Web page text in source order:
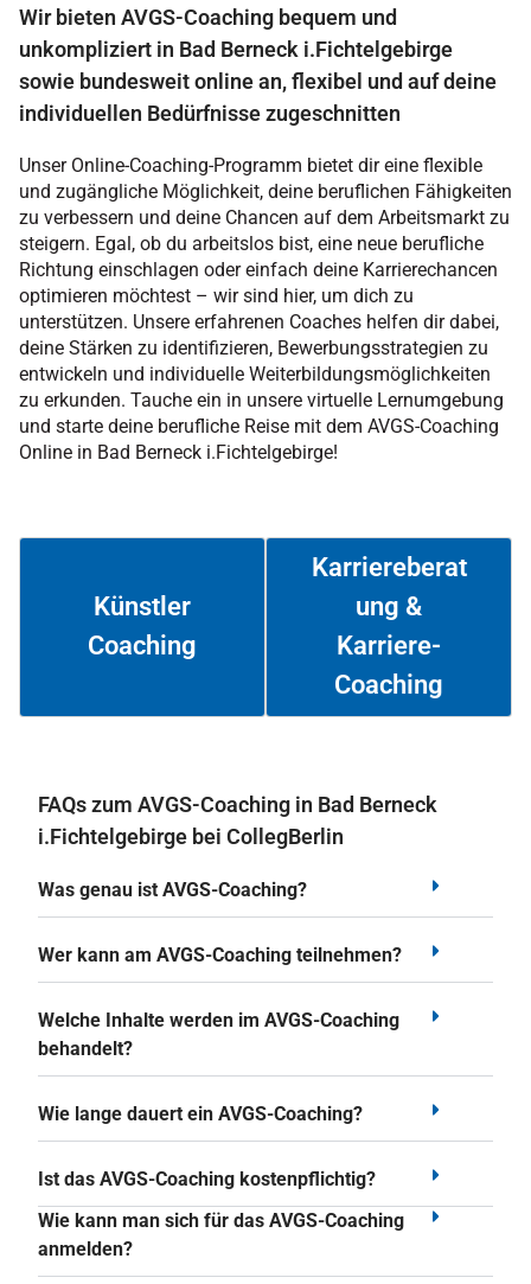
Wir bieten AVGS-Coaching bequem und
unkompliziert in Bad Berneck i.Fichtelgebirge
sowie bundesweit online an, flexibel und auf deine
individuellen Bedürfnisse zugeschnitten
Unser Online-Coaching-Programm bietet dir eine flexible
und zugängliche Möglichkeit, deine beruflichen Fähigkeiten
zu verbessern und deine Chancen auf dem Arbeitsmarkt zu
steigern. Egal, ob du arbeitslos bist, eine neue berufliche
Richtung einschlagen oder einfach deine Karrierechancen
optimieren möchtest – wir sind hier, um dich zu
unterstützen. Unsere erfahrenen Coaches helfen dir dabei,
deine Stärken zu identifizieren, Bewerbungsstrategien zu
entwickeln und individuelle Weiterbildungsmöglichkeiten
zu erkunden. Tauche ein in unsere virtuelle Lernumgebung
und starte deine berufliche Reise mit dem AVGS-Coaching
Online in Bad Berneck i.Fichtelgebirge!
Künstler
Coaching
Weiterlesen
Karriereberat
ung &
Karriere-
Coaching
Weiterlesen
FAQs zum AVGS-Coaching in Bad Berneck
i.Fichtelgebirge bei CollegBerlin
Was genau ist AVGS-Coaching?
Wer kann am AVGS-Coaching teilnehmen?
Welche Inhalte werden im AVGS-Coaching
behandelt?
Wie lange dauert ein AVGS-Coaching?
Ist das AVGS-Coaching kostenpflichtig?
Wie kann man sich für das AVGS-Coaching
anmelden?